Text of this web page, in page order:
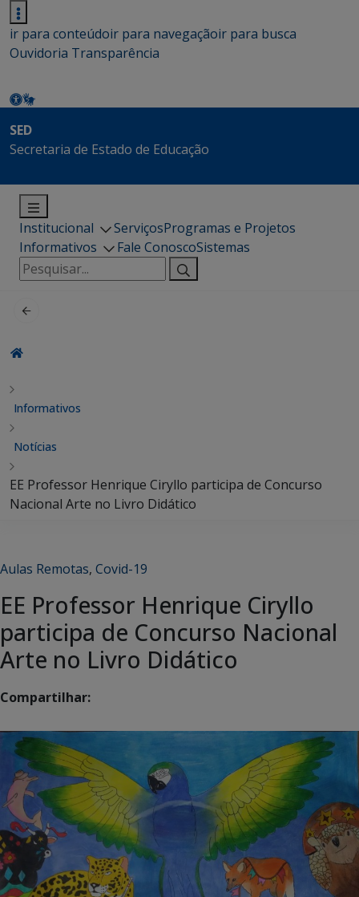
ir para conteúdoir para navegaçãoir para busca
Ouvidoria Transparência
SED
Secretaria de Estado de Educação
Institucional ServiçosProgramas e Projetos
Informativos
Fale ConoscoSistemas
Pesquisar
por:
Informativos
Notícias
EE Professor Henrique Ciryllo participa de Concurso
Nacional Arte no Livro Didático
Aulas Remotas, Covid-19
EE Professor Henrique Ciryllo
participa de Concurso Nacional
Arte no Livro Didático
Compartilhar: